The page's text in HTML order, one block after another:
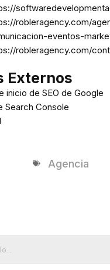
robleragency.com/
eventos-
robleragency.com/
Externos
inicio de SEO de Google
Search Console
Agencia